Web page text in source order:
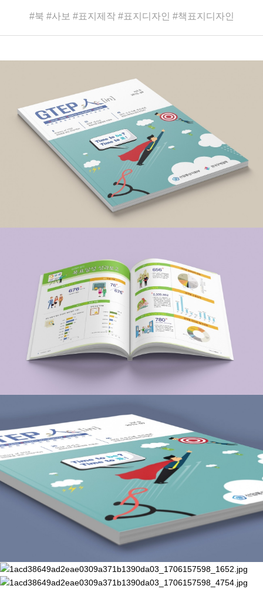
#북 #사보 #표지제작 #표지디자인 #책표지디자인